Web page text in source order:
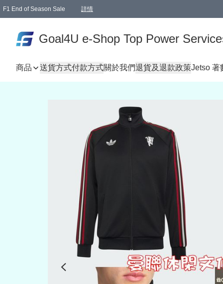
F1 End of Season Sale 詳情
Goal4U e-Shop Top Power
商品 送貨方式付款方式關於我們退貨及退款政策Jetso 著